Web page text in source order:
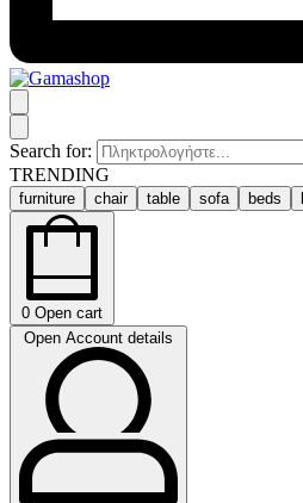
Search for:
TRENDING
furniture chair table sofa beds
0 Open cart
Open Account details